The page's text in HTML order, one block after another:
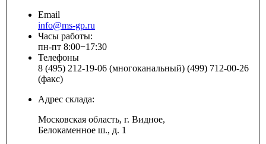
Email
info@ms-gp.ru
Часы работы:
пн-пт 8:00−17:30
Телефоны
8 (495) 212-19-06 (многоканальный) (499) 712-00-26
(факс)
Адрес склада:
Московская область, г. Видное,
Белокаменное ш., д. 1